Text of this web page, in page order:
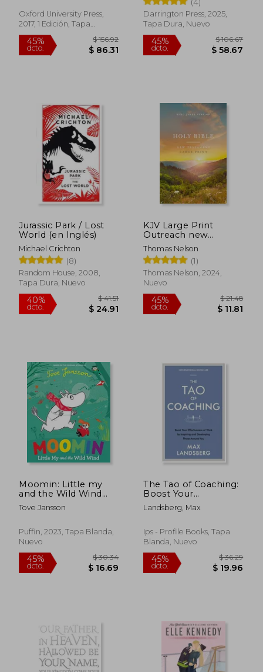
Oxford University Press,
2017, 1 Edición, Tapa
Blanda, Nuevo
45%
dcto.
Darrington Press, 2025,
Tapa Dura, Nuevo
Jurassic Park / Lost
World (en Inglés)
Michael Crichton
(8)
Random House, 2008,
Tapa Dura, Nuevo
40%
dcto.
$ 41.51
KJV Large Print
Outreach new
Testament Bible,
Scenic Softcover,
Comfort Print (en
Inglés)
Thomas Nelson
(1)
Thomas Nelson, 2024,
Nuevo
45%
dcto.
Moomin: Little my
and the Wild Wind
(en Inglés)
Tove Jansson
Puffin, 2023, Tapa Blanda,
Nuevo
The Tao of Coaching:
Boost Your
Effectiveness at Work
by Inspiring and
Around You (en
Inglés)
Landsberg, Max
Ips - Profile Books, Tapa
Blanda, Nuevo